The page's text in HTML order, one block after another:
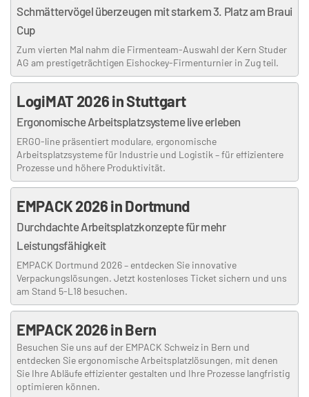
Schmättervögel überzeugen mit starkem 3. Platz am Braui
Cup
Zum vierten Mal nahm die Firmenteam-Auswahl der Kern Studer
AG am prestigeträchtigen Eishockey-Firmenturnier in Zug teil.
LogiMAT 2026 in Stuttgart
Ergonomische Arbeitsplatzsysteme live erleben
ERGO-line präsentiert modulare, ergonomische
Arbeitsplatzsysteme für Industrie und Logistik – für effizientere
Prozesse und höhere Produktivität.
EMPACK 2026 in Dortmund
Durchdachte Arbeitsplatzkonzepte für mehr
Leistungsfähigkeit
EMPACK Dortmund 2026 – entdecken Sie innovative
Verpackungslösungen. Jetzt kostenloses Ticket sichern und uns
am Stand 5-L18 besuchen.
EMPACK 2026 in Bern
Besuchen Sie uns auf der EMPACK Schweiz in Bern und
entdecken Sie ergonomische Arbeitsplatzlösungen, mit denen
Sie Ihre Abläufe effizienter gestalten und Ihre Prozesse langfristig
optimieren können.